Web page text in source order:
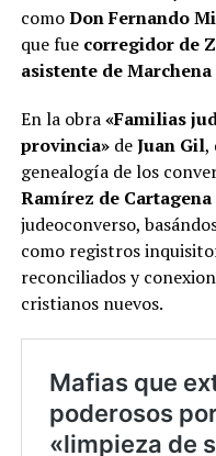
comoDon Fernando
que fue corregidor de
asistente de Marchena
En la obra«Familias
provincia»deJuan Gil,
genealogía de los
Ramírez de Cartagena
judeoconverso,
como registros
reconciliados y
cristianos nuevos.